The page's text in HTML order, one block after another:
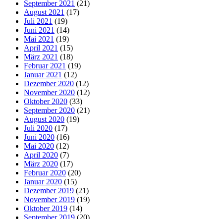
September 2021 (21)
August 2021 (17)
Juli 2021 (19)
Juni 2021 (14)
Mai 2021 (19)
April 2021 (15)
März 2021 (18)
Februar 2021 (19)
Januar 2021 (12)
Dezember 2020 (12)
November 2020 (12)
Oktober 2020 (33)
September 2020 (21)
August 2020 (19)
Juli 2020 (17)
Juni 2020 (16)
Mai 2020 (12)
April 2020 (7)
März 2020 (17)
Februar 2020 (20)
Januar 2020 (15)
Dezember 2019 (21)
November 2019 (19)
Oktober 2019 (14)
September 2019 (20)